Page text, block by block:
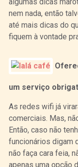
nem nada, então
até mais dicas do
fiquem à vontade
um serviço
As redes wifi já
comerciais. Mas,
Então, caso não
funcionários digam
não faça cara feia,
apenas uma opção